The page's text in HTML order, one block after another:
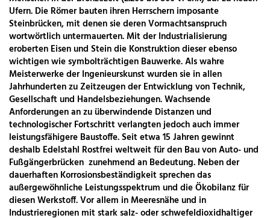
Ufern. Die Römer bauten ihren Herrschern imposante
Steinbrücken, mit denen sie deren Vormachtsanspruch
wortwörtlich untermauerten. Mit der Industrialisierung
eroberten Eisen und Stein die Konstruktion dieser ebenso
wichtigen wie symbolträchtigen Bauwerke. Als wahre
Meisterwerke der Ingenieurskunst wurden sie in allen
Jahrhunderten zu Zeitzeugen der Entwicklung von Technik,
Gesellschaft und Handelsbeziehungen. Wachsende
Anforderungen an zu überwindende Distanzen und
technologischer Fortschritt verlangten jedoch auch immer
leistungsfähigere Baustoffe. Seit etwa 15 Jahren gewinnt
deshalb Edelstahl Rostfrei weltweit für den Bau von Auto- und
Fußgängerbrücken zunehmend an Bedeutung. Neben der
dauerhaften Korrosionsbeständigkeit sprechen das
außergewöhnliche Leistungsspektrum und die Ökobilanz für
diesen Werkstoff. Vor allem in Meeresnähe und in
Industrieregionen mit stark salz- oder schwefeldioxidhaltiger